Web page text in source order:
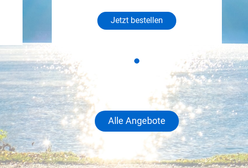
Jetzt bestellen
Alle Angebote